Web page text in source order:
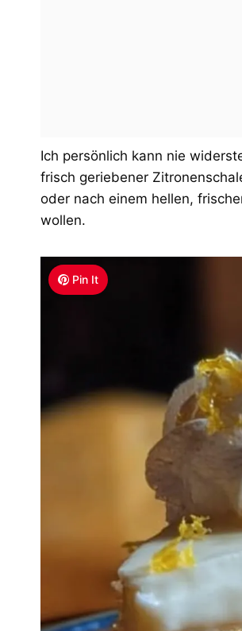
Ich persönlich kann nie
frisch geriebener
oder nach einem hellen,
wollen.
Pin It